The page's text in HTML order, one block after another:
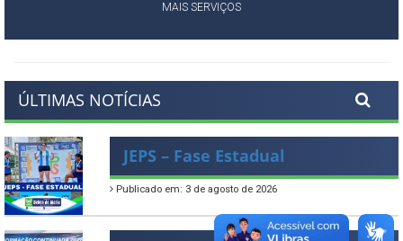
MAIS SERVIÇOS
ÚLTIMAS NOTÍCIAS
JEPS – Fase Estadual
Publicado em: 3 de agosto de 2026